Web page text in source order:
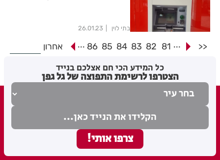
בתי לוין 26.01.23
<<
...
81
82
83
84
85
86
... אחרון
כל המידע הכי חם אצלכם בנייד
הצטרפו לרשימת התפוצה של גל גפן